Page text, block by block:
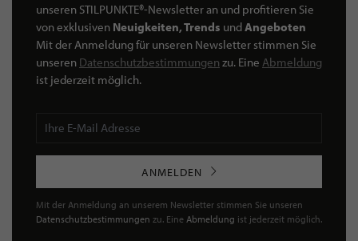
unseren STILPUNKTE®-Newsletter an und profitieren Sie
von exklusiven Neuigkeiten, Trends undAngeboten
Mit der Anmeldung für unseren Newsletter stimmen Sie
unseren Datenschutzbestimmungen zu. Eine Abmeldung
ist jederzeit möglich.
ANMELDEN
Mit der Anmeldung an unserem Newsletter stimmen Sie unseren
Datenschutzbestimmungen zu. Eine Abmeldung ist jederzeit möglich.